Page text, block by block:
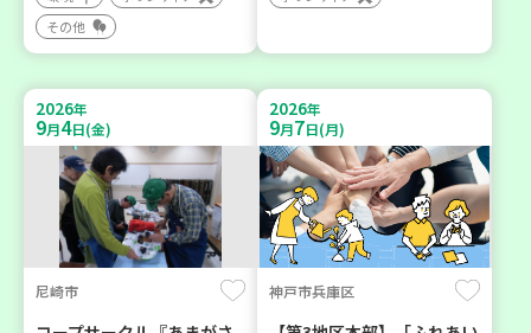
その他
2026年
9月4日(金)
尼崎市
2026年
9月7日(月)
神戸市兵庫区